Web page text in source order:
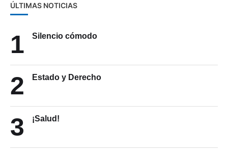
ÚLTIMAS NOTICIAS
1 Silencio cómodo
2 Estado y Derecho
3 ¡Salud!